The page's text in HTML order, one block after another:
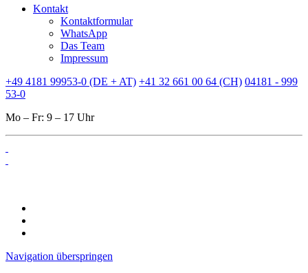
Kontakt
Kontaktformular
WhatsApp
Das Team
Impressum
+49 4181 99953-0 (DE + AT) +41 32 661 00 64 (CH) 04181 - 999
53-0
Mo – Fr: 9 – 17 Uhr
Navigation überspringen